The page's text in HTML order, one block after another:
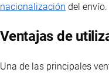
nacionalización del envío.
Ventajas de
Una de las principales